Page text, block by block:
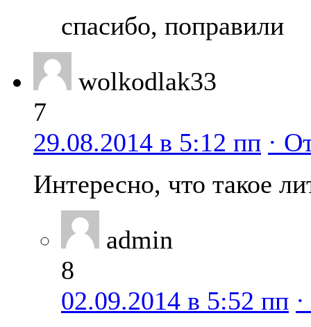
спасибо, поправили
wolkodlak33
7
29.08.2014 в 5:12 пп ·
Интересно, что такое
admin
8
02.09.2014 в 5:52 пп